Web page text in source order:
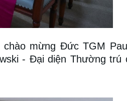
mừng Đức TGM
- Đại diện Thường trú